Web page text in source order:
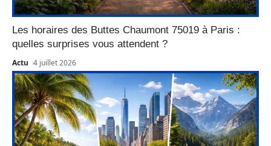
Les horaires des Buttes Chaumont 75019 à Paris :
quelles surprises vous attendent ?
Actu 4 juillet 2026